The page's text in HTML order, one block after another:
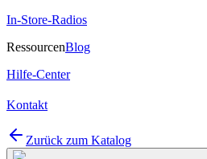
In-Store-Radios
RessourcenBlog
Hilfe-Center
Kontakt
Zurück zum Katalog